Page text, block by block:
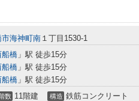
市海神町南 １丁目1530-1
船橋 」駅 徒歩15分
船橋 」駅 徒歩15分
船橋 」駅 徒歩15分
数 11階建 構造 鉄筋コンクリート